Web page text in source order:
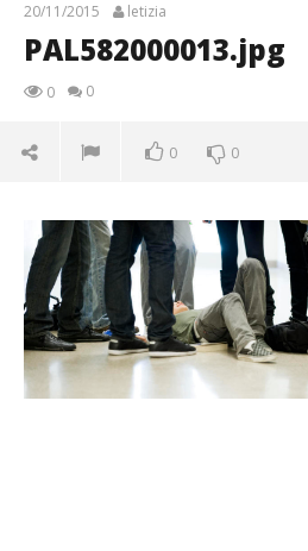
20/11/2015 letizia
PAL582000013.jpg
0 0
0 0
20/11/2015
letizia